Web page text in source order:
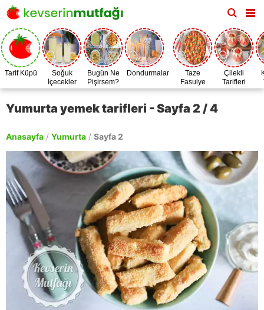
Tarif Küpü
Soğuk
İçecekler
Bugün Ne
Pişirsem?
Dondurmalar
Taze
Fasulye
Zamanı
Çilekli
Tarifleri
Yumurta yemek tarifleri - Sayfa 2 / 4
Anasayfa / Yumurta / Sayfa 2